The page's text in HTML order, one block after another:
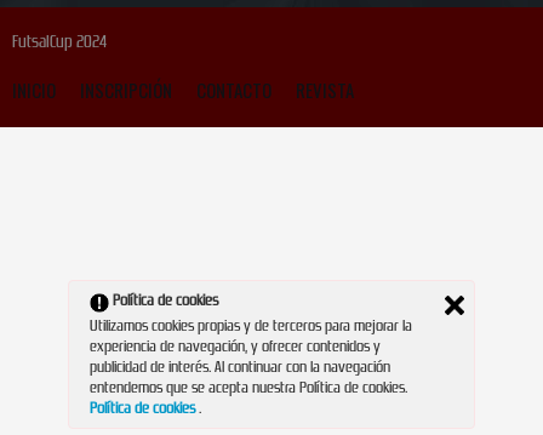
FutsalCup 2024
INICIO INSCRIPCIÓN CONTACTO REVISTA
Política de cookies
Utilizamos cookies propias y de terceros para mejorar la
experiencia de navegación, y ofrecer contenidos y
publicidad de interés. Al continuar con la navegación
entendemos que se acepta nuestra Política de cookies.
Política de cookies.